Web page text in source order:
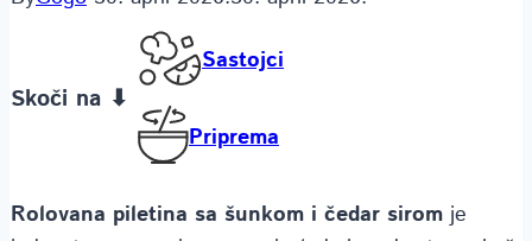
Skoči na ⬇
Sastojci
Priprema
Rolovana piletina sa šunkom i čedar sirom je